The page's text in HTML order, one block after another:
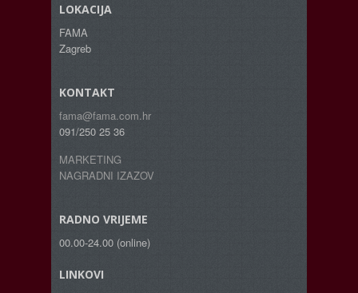
LOKACIJA
FAMA
Zagreb
KONTAKT
fama@fama.com.hr
091/250 25 36
MARKETING
NAGRADNI IZAZOV
RADNO VRIJEME
00.00-24.00 (online)
LINKOVI